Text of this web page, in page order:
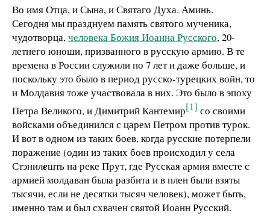
Во имя Отца, и Сына, и Святаго Духа. Аминь.
Сегодня мы празднуем память святого мученика,
чудотворца,человека Божия Иоанна Русского, 20-
летнего юноши, призванного в русскую армию. В те
времена в России служили по 7 лет и даже больше, и
поскольку это было в период русско-турецких войн, то
и Молдавия тоже участвовала в них. Это было в эпоху
Петра Великого, и Димитрий Кантемир[1] со своими
войсками объединился с царем Петром против турок.
И вот в одном из таких боев, когда русские потерпели
поражение (один из таких боев происходил у села
Стэнилешть на реке Прут, где Русская армия вместе с
армией молдаван была разбита и в плен были взяты
тысячи, если не десятки тысяч человек), может быть,
именно там и был схвачен святой Иоанн Русский.